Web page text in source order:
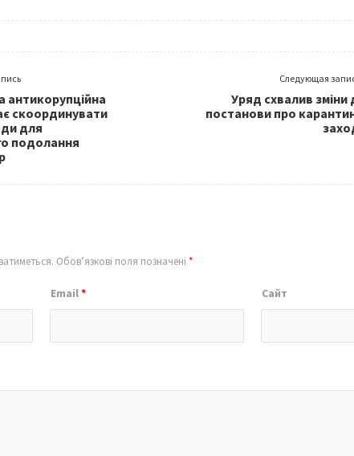
антикорупційна
скоординувати
для
подолання
Следующая
Уряд схвалив зміни
постанови про
Обов’язкові поля позначені*
Email* Сайт